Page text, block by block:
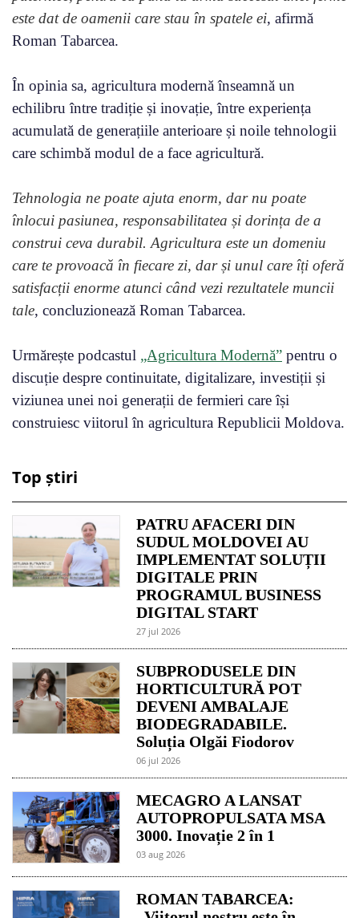
este dat de oamenii care stau în spatele ei, afirmă
Roman Tabarcea.
În opinia sa, agricultura modernă înseamnă un
echilibru între tradiție și inovație, între experiența
acumulată de generațiile anterioare și noile tehnologii
care schimbă modul de a face agricultură.
Tehnologia ne poate ajuta enorm, dar nu poate
înlocui pasiunea, responsabilitatea și dorința de a
construi ceva durabil. Agricultura este un domeniu
care te provoacă în fiecare zi, dar și unul care îți oferă
satisfacții enorme atunci când vezi rezultatele muncii
tale, concluzionează Roman Tabarcea.
Urmărește podcastul „Agricultura Modernă” pentru o
discuție despre continuitate, digitalizare, investiții și
viziunea unei noi generații de fermieri care își
construiesc viitorul în agricultura Republicii Moldova.
Top știri
PATRU AFACERI DIN
SUDUL MOLDOVEI AU
IMPLEMENTAT SOLUȚII
DIGITALE PRIN
PROGRAMUL BUSINESS
DIGITAL START
27 jul 2026
SUBPRODUSELE DIN
HORTICULTURĂ POT
DEVENI AMBALAJE
BIODEGRADABILE.
Soluția Olgăi Fiodorov
06 jul 2026
MECAGRO A LANSAT
AUTOPROPULSATA MSA
3000. Inovație 2 în 1
03 aug 2026
ROMAN TABARCEA: